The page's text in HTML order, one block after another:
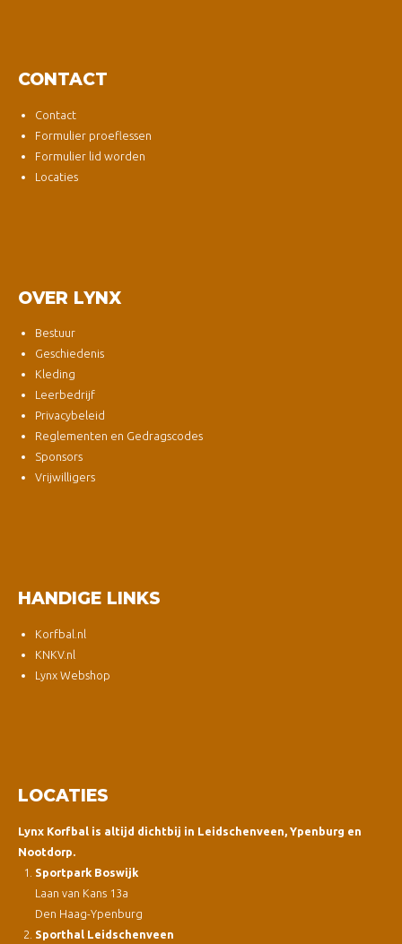
CONTACT
Contact
Formulier proeflessen
Formulier lid worden
Locaties
OVER LYNX
Bestuur
Geschiedenis
Kleding
Leerbedrijf
Privacybeleid
Reglementen en Gedragscodes
Sponsors
Vrijwilligers
HANDIGE LINKS
Korfbal.nl
KNKV.nl
Lynx Webshop
LOCATIES
Lynx Korfbal is altijd dichtbij in Leidschenveen, Ypenburg en
Nootdorp.
Sportpark Boswijk
Laan van Kans 13a
Den Haag-Ypenburg
Sporthal Leidschenveen